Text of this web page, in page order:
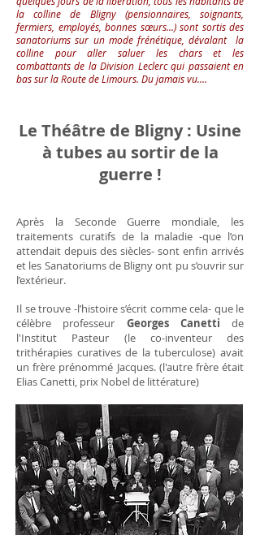
la colline de Bligny (pensionnaires, soignants,
fermiers, employés, bonnes sœurs...) sont sortis des
sanatoriums sur un mode frénétique, dévalant la
colline pour aller saluer les chars et les
combattants de la Division Leclerc qui passaient en
bas sur la Route de Limours. Du jamais vu....
Le Théâtre de Bligny : Usine
à tubes au sortir de la
guerre !
Après la Seconde Guerre mondiale, les
traitements curatifs de la maladie -que l’on
attendait depuis des siècles- sont enfin arrivés
et les Sanatoriums de Bligny ont pu s’ouvrir sur
l’extérieur.
Il se trouve -l’histoire s’écrit comme cela- que le
célèbre professeur Georges Canetti de
l'Institut Pasteur (le co-inventeur des
trithérapies curatives de la tuberculose) avait
un frère prénommé Jacques. (l'autre frère était
Elias Canetti, prix Nobel de littérature)